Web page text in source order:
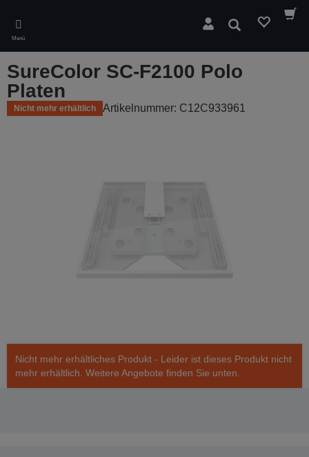
main
content
Menü
Suchen
SureColor SC-F2100 Polo
Platen
Nicht mehr erhältlich Artikelnummer: C12C933961
Nicht mehr erhältliches Produkt - Leider ist dieses Produkt nicht
mehr erhältlich. Weitere Angebote finden Sie unten.